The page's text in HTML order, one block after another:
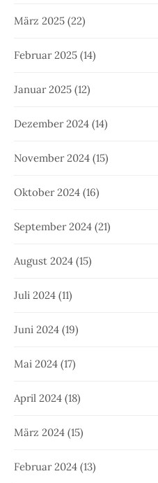
März 2025 (22)
Februar 2025 (14)
Januar 2025 (12)
Dezember 2024 (14)
November 2024 (15)
Oktober 2024 (16)
September 2024 (21)
August 2024 (15)
Juli 2024 (11)
Juni 2024 (19)
Mai 2024 (17)
April 2024 (18)
März 2024 (15)
Februar 2024 (13)